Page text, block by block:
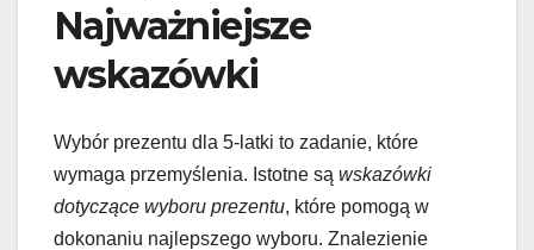
Najważniejsze
wskazówki
Wybór prezentu dla 5-latki to zadanie, które
wymaga przemyślenia. Istotne są wskazówki
dotyczące wyboru prezentu, które pomogą w
dokonaniu najlepszego wyboru. Znalezienie